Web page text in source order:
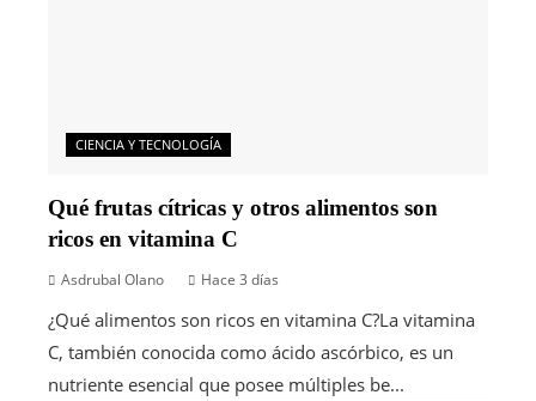
CIENCIA Y TECNOLOGÍA
Qué frutas cítricas y otros alimentos son
ricos en vitamina C
Asdrubal Olano Hace 3 días
¿Qué alimentos son ricos en vitamina C?La vitamina
C, también conocida como ácido ascórbico, es un
nutriente esencial que posee múltiples be...